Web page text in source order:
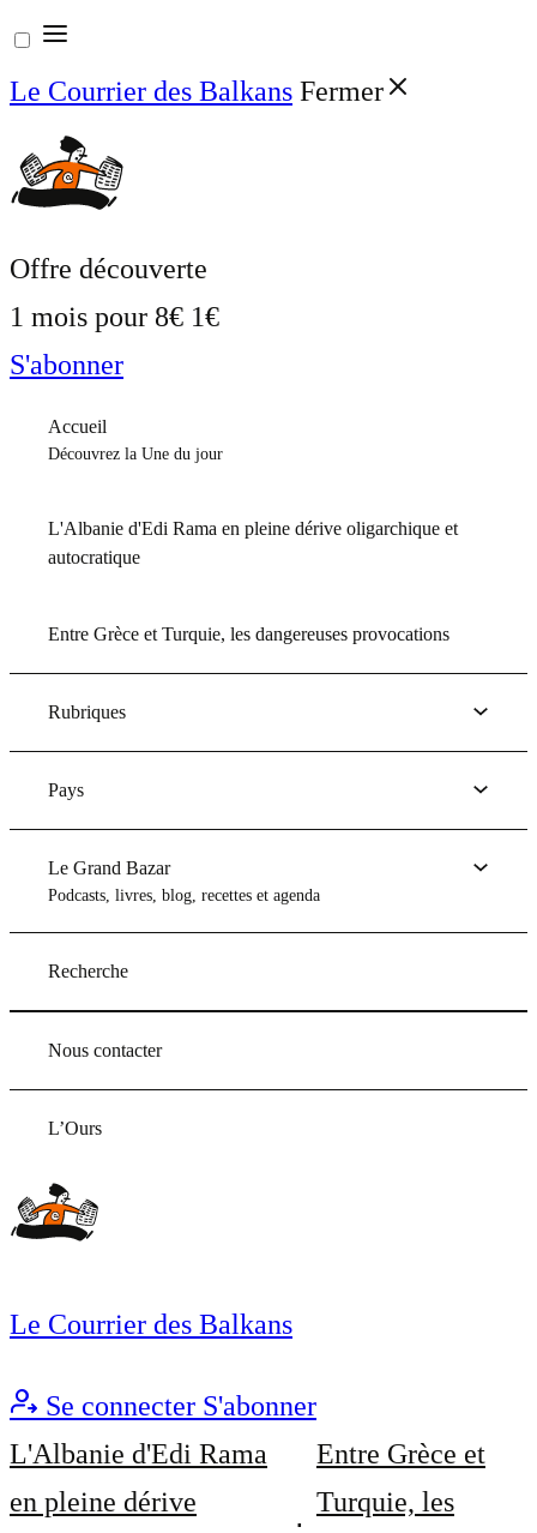
Aller
au
contenu
Le Courrier des Balkans Fermer
Offre découverte
1 mois pour 8€ 1€
S'abonner
Accueil
Découvrez la Une du jour
L'Albanie d'Edi Rama en pleine dérive oligarchique et
autocratique
Entre Grèce et Turquie, les dangereuses provocations
Rubriques
Pays
Le Grand Bazar
Podcasts, livres, blog, recettes et agenda
Recherche
Nous contacter
L’Ours
Le Courrier des Balkans
Se connecter S'abonner
L'Albanie d'Edi Rama
en pleine dérive
Entre Grèce et
Turquie, les